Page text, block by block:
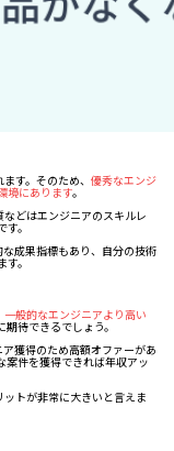
す。そのため、 優秀なエンジ
境にあります。
どはエンジニアのスキルレ
。
成果指標もあり、自分の技術
。
般的なエンジニアより高い
待できるでしょう。
獲得のため高額オファーがあ
案件を獲得できれば年収アッ
トが非常に大きいと言えま